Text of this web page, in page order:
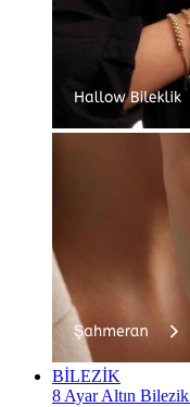
BİLEZİK
8 Ayar Altın Bilezik